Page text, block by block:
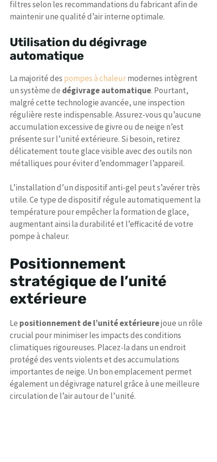
filtres selon les recommandations du fabricant afin de
maintenir une qualité d’air interne optimale.
Utilisation du dégivrage
automatique
La majorité des pompes à chaleurmodernes intègrent
un système de dégivrage automatique. Pourtant,
malgré cette technologie avancée, une inspection
régulière reste indispensable. Assurez-vous qu’aucune
accumulation excessive de givre ou de neige n’est
présente sur l’unité extérieure. Si besoin, retirez
délicatement toute glace visible avec des outils non
métalliques pour éviter d’endommager l’appareil.
L’installation d’un dispositif anti-gel peut s’avérer très
utile. Ce type de dispositif régule automatiquement la
température pour empêcher la formation de glace,
augmentant ainsi la durabilité et l’efficacité de votre
pompe à chaleur.
Positionnement
stratégique de l’unité
extérieure
Le positionnement de l’unité extérieurejoue un rôle
crucial pour minimiser les impacts des conditions
climatiques rigoureuses. Placez-la dans un endroit
protégé des vents violents et des accumulations
importantes de neige. Un bon emplacement permet
également un dégivrage naturel grâce à une meilleure
circulation de l’air autour de l’unité.